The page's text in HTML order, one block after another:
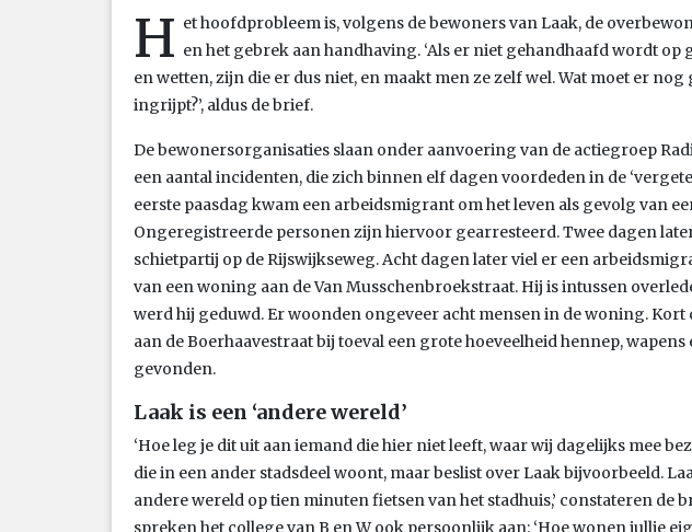
H et hoofdprobleem is, volgens de bewoners van Laak, de
en het gebrek aan handhaving. ‘Als er niet gehandhaafd wordt op
en wetten, zijn die er dus niet, en maakt men ze zelf wel. Wat moet er
ingrijpt?’, aldus de brief.
De bewonersorganisaties slaan onder aanvoering van de actiegroep
een aantal incidenten, die zich binnen elf dagen voordeden in de
eerste paasdag kwam een arbeidsmigrant om het leven als gevolg van
Ongeregistreerde personen zijn hiervoor gearresteerd. Twee dagen
schietpartij op de Rijswijkseweg. Acht dagen later viel er een
van een woning aan de Van Musschenbroekstraat. Hij is intussen
werd hij geduwd. Er woonden ongeveer acht mensen in de woning. Kort
aan de Boerhaavestraat bij toeval een grote hoeveelheid hennep,
gevonden.
Laak is een ‘andere wereld’
‘Hoe leg je dit uit aan iemand die hier niet leeft, waar wij dagelijks mee
die in een ander stadsdeel woont, maar beslist over Laak bijvoorbeeld.
andere wereld op tien minuten fietsen van het stadhuis,’ constateren de
spreken het college van B en W ook persoonlijk aan: ‘Hoe wonen jullie